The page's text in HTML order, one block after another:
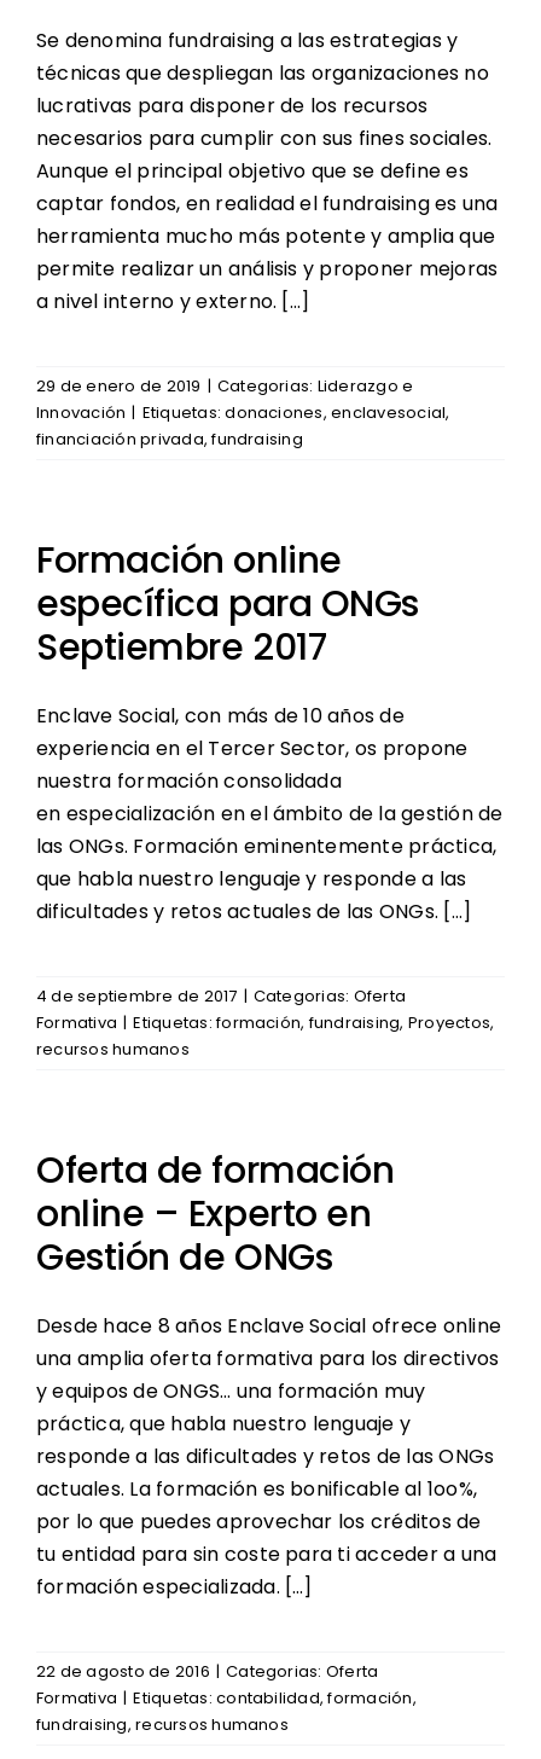
Se denomina fundraising a las estrategias y
técnicas que despliegan las organizaciones no
lucrativas para disponer de los recursos
necesarios para cumplir con sus fines sociales.
Aunque el principal objetivo que se define es
captar fondos, en realidad el fundraising es una
herramienta mucho más potente y amplia que
permite realizar un análisis y proponer mejoras
a nivel interno y externo. […]
29 de enero de 2019 | Categorias: Liderazgo e
Innovación | Etiquetas:donaciones,enclavesocial,
financiación privada,fundraising
Formación online
específica para ONGs
Septiembre 2017
Enclave Social, con más de 10 años de
experiencia en el Tercer Sector, os propone
nuestra formación consolidada
en especialización en el ámbito de la gestión de
las ONGs. Formación eminentemente práctica,
que habla nuestro lenguaje y responde a las
dificultades y retos actuales de las ONGs. […]
4 de septiembre de 2017 | Categorias: Oferta
Formativa | Etiquetas:formación,fundraising, Proyectos,
recursos humanos
Oferta de formación
online – Experto en
Gestión de ONGs
Desde hace 8 años Enclave Social ofrece online
una amplia oferta formativa para los directivos
y equipos de ONGS… una formación muy
práctica, que habla nuestro lenguaje y
responde a las dificultades y retos de las ONGs
actuales. La formación es bonificable al 1oo%,
por lo que puedes aprovechar los créditos de
tu entidad para sin coste para ti acceder a una
formación especializada. […]
22 de agosto de 2016 | Categorias: Oferta
Formativa | Etiquetas:contabilidad,formación,
fundraising,recursos humanos